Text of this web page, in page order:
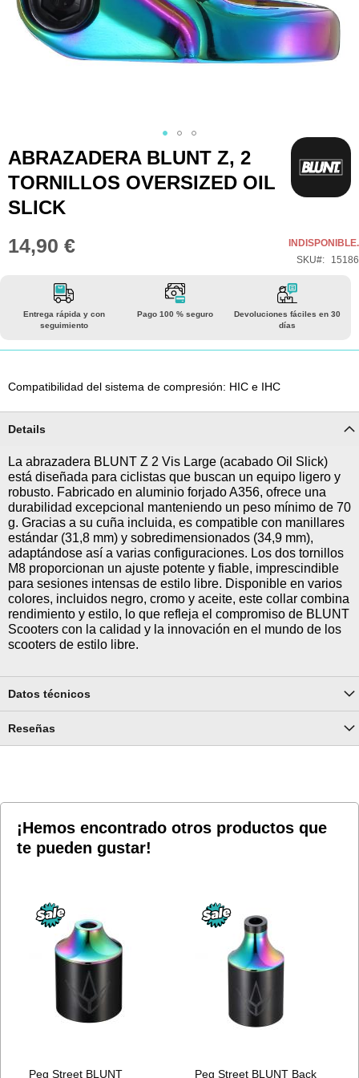
Saltar
al
comienzo
de
galería
imágenes
ABRAZADERA BLUNT Z, 2
TORNILLOS OVERSIZED OIL
SLICK
14,90 €
INDISPONIBLE.
SKU
15186
Entrega rápida y con
seguimiento
Pago 100 % seguro
Devoluciones fáciles en 30
días
Compatibilidad del sistema de compresión: HIC e IHC
Details
La abrazadera BLUNT Z 2 Vis Large (acabado Oil Slick)
está diseñada para ciclistas que buscan un equipo ligero y
robusto. Fabricado en aluminio forjado A356, ofrece una
durabilidad excepcional manteniendo un peso mínimo de 70
g. Gracias a su cuña incluida, es compatible con manillares
estándar (31,8 mm) y sobredimensionados (34,9 mm),
adaptándose así a varias configuraciones. Los dos tornillos
M8 proporcionan un ajuste potente y fiable, imprescindible
para sesiones intensas de estilo libre. Disponible en varios
colores, incluidos negro, cromo y aceite, este collar combina
rendimiento y estilo, lo que refleja el compromiso de BLUNT
Scooters con la calidad y la innovación en el mundo de los
scooters de estilo libre.
Datos técnicos
Reseñas
¡Hemos encontrado otros productos que
te pueden gustar!
Peg Street BLUNT Peg Street BLUNT Back